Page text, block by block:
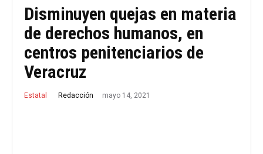
Disminuyen quejas en materia
de derechos humanos, en
centros penitenciarios de
Veracruz
Estatal Redacción mayo 14, 2021